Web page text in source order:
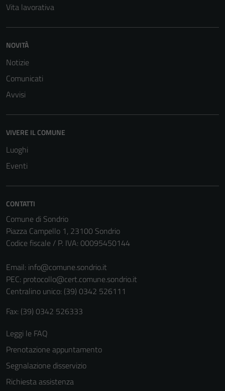
Vita lavorativa
NOVITÀ
Notizie
Comunicati
Avvisi
VIVERE IL COMUNE
Luoghi
Eventi
CONTATTI
Comune di Sondrio
Piazza Campello 1, 23100 Sondrio
Codice fiscale / P. IVA: 00095450144
Email: info@comune.sondrio.it
PEC: protocollo@cert.comune.sondrio.it
Centralino unico: (39) 0342 526111
Fax: (39) 0342 526333
Leggi le FAQ
Prenotazione appuntamento
Segnalazione disservizio
Richiesta assistenza